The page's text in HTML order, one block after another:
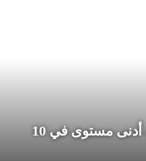
الدولار قرب أدنى مستوى في 10